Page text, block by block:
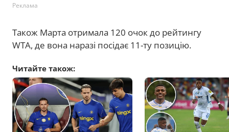
Реклама
Також Марта отримала 120 очок до рейтингу
WTA, де вона наразі посідає 11-ту позицію.
Читайте також: